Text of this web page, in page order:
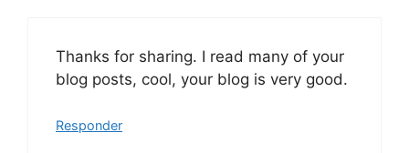
Thanks for sharing. I read many of your
blog posts, cool, your blog is very good.
Responder